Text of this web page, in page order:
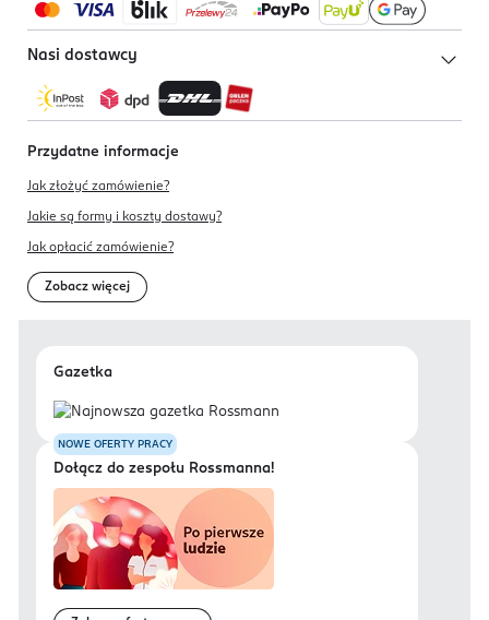
Nasi dostawcy
Przydatne informacje
Jak złożyć zamówienie?
Jakie są formy i koszty dostawy?
Jak opłacić zamówienie?
Zobacz więcej
Gazetka
NOWE OFERTY PRACY
Dołącz do zespołu Rossmanna!